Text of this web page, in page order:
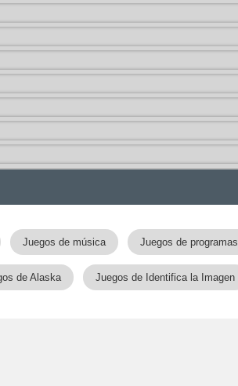
Juegos de música Juegos de programas
de Alaska Juegos de Identifica la Imagen